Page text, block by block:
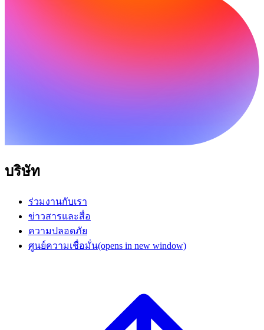
บริษัท
ร่วมงานกับเรา
ข่าวสารและสื่อ
ความปลอดภัย
ศูนย์ความเชื่อมั่น(opens in new window)